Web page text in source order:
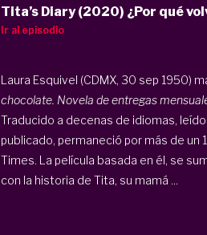
Tita’s Diary (2020) ¿Por qué
Ir al episodio
Laura Esquivel (CDMX, 30 sep 1950)
chocolate. Novela de entregas
Traducido a decenas de idiomas,
publicado, permaneció por más de un
Times. La película basada en él, se
con la historia de Tita, su mamá ...